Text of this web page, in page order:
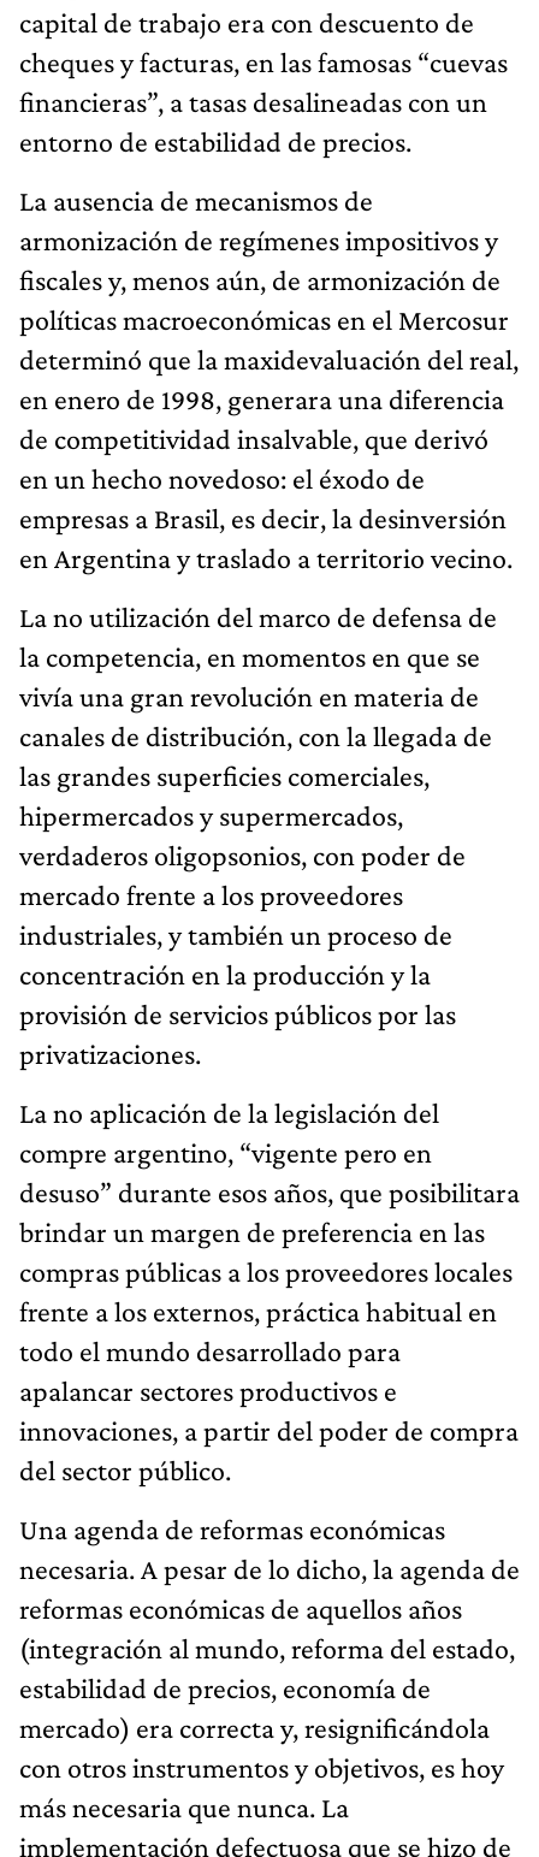
capital de trabajo era con descuento de
cheques y facturas, en las famosas “cuevas
financieras”, a tasas desalineadas con un
entorno de estabilidad de precios.
La ausencia de mecanismos de
armonización de regímenes impositivos y
fiscales y, menos aún, de armonización de
políticas macroeconómicas en el Mercosur
determinó que la maxidevaluación del real,
en enero de 1998, generara una diferencia
de competitividad insalvable, que derivó
en un hecho novedoso: el éxodo de
empresas a Brasil, es decir, la desinversión
en Argentina y traslado a territorio vecino.
La no utilización del marco de defensa de
la competencia, en momentos en que se
vivía una gran revolución en materia de
canales de distribución, con la llegada de
las grandes superficies comerciales,
hipermercados y supermercados,
verdaderos oligopsonios, con poder de
mercado frente a los proveedores
industriales, y también un proceso de
concentración en la producción y la
provisión de servicios públicos por las
privatizaciones.
La no aplicación de la legislación del
compre argentino, “vigente pero en
desuso” durante esos años, que posibilitara
brindar un margen de preferencia en las
compras públicas a los proveedores locales
frente a los externos, práctica habitual en
todo el mundo desarrollado para
apalancar sectores productivos e
innovaciones, a partir del poder de compra
del sector público.
Una agenda de reformas económicas
necesaria. A pesar de lo dicho, la agenda de
reformas económicas de aquellos años
(integración al mundo, reforma del estado,
estabilidad de precios, economía de
mercado) era correcta y, resignificándola
con otros instrumentos y objetivos, es hoy
más necesaria que nunca. La
implementación defectuosa que se hizo de